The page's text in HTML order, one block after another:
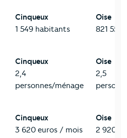
Cinqueux
1 549 habitants
Oise
821 552
Cinqueux
2,4
personnes/ménage
Oise
2,5
Cinqueux
3 620 euros / mois
Oise
2 920